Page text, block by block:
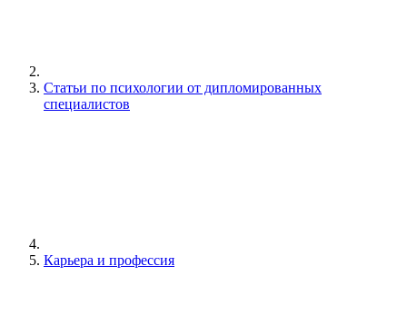
Статьи по психологии от дипломированных
специалистов
Карьера и профессия